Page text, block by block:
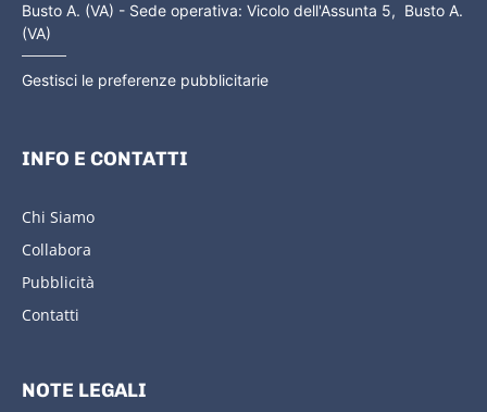
Busto A. (VA) - Sede operativa: Vicolo dell'Assunta 5, Busto A.
(VA)
Gestisci le preferenze pubblicitarie
INFO E CONTATTI
Chi Siamo
Collabora
Pubblicità
Contatti
NOTE LEGALI